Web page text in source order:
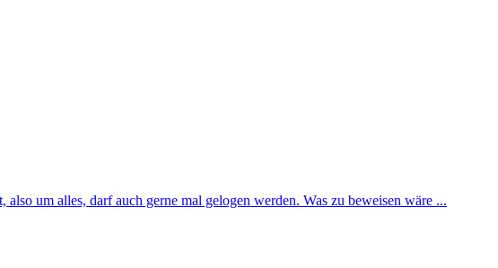
um alles, darf auch gerne mal gelogen werden. Was zu beweisen wäre ...